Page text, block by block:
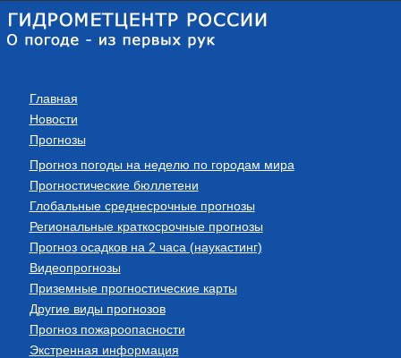
Главная
Новости
Прогнозы
Прогноз погоды на неделю по городам мира
Прогностические бюллетени
Глобальные среднесрочные прогнозы
Региональные краткосрочные прогнозы
Прогноз осадков на 2 часа (наукастинг)
Видеопрогнозы
Приземные прогностические карты
Другие виды прогнозов
Прогноз пожароопасности
Экстренная информация